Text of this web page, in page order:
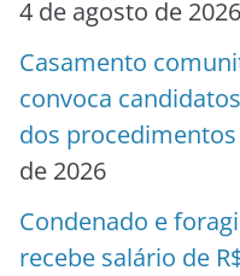
4 de agosto de 2026
Casamento
convoca
dos
de 2026
Condenado e
recebe salário de